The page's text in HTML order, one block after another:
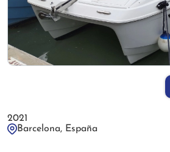
2021
Barcelona, España